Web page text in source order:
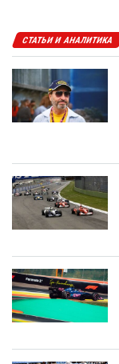
СТАТЬИ И АНАЛИТИКА